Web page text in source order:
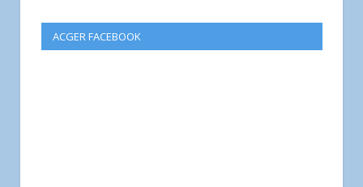
ACGER FACEBOOK